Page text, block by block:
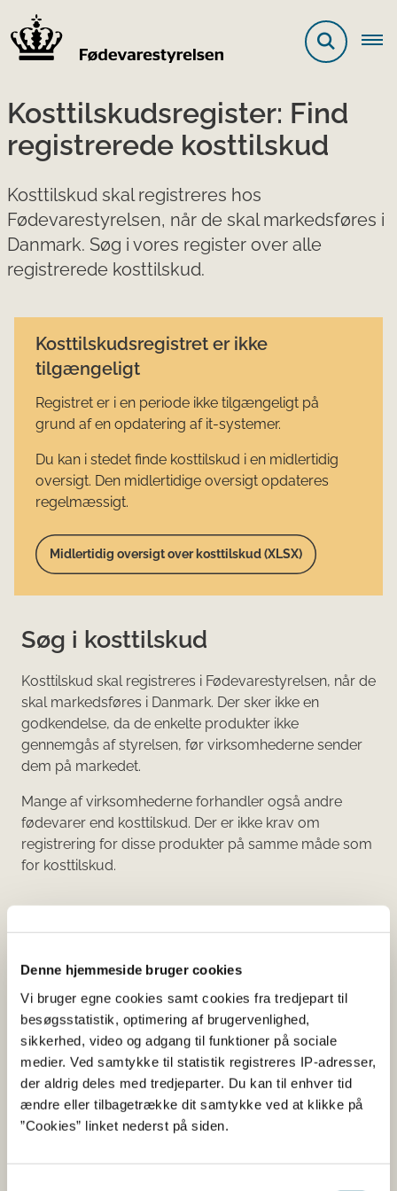
Denne hjemmeside bruger cookies
Vi bruger egne cookies samt cookies fra tredjepart til
besøgsstatistik, optimering af brugervenlighed,
sikkerhed, video og adgang til funktioner på sociale
medier. Ved samtykke til statistik registreres IP-adresser,
der aldrig deles med tredjeparter. Du kan til enhver tid
ændre eller tilbagetrække dit samtykke ved at klikke på
”Cookies” linket nederst på siden.
Kosttilskudsregister: Find
registrerede kosttilskud
Kosttilskud skal registreres hos
Fødevarestyrelsen, når de skal markedsføres i
Danmark. Søg i vores register over alle
registrerede kosttilskud.
Kosttilskudsregistret er ikke
tilgængeligt
Registret er i en periode ikke tilgængeligt på
grund af en opdatering af it-systemer.
Du kan i stedet finde kosttilskud i en midlertidig
oversigt. Den midlertidige oversigt opdateres
regelmæssigt.
Midlertidig oversigt over kosttilskud (XLSX)
Søg i kosttilskud
Kosttilskud skal registreres i Fødevarestyrelsen, når de
skal markedsføres i Danmark. Der sker ikke en
godkendelse, da de enkelte produkter ikke
gennemgås af styrelsen, før virksomhederne sender
dem på markedet.
Mange af virksomhederne forhandler også andre
fødevarer end kosttilskud. Der er ikke krav om
registrering for disse produkter på samme måde som
for kosttilskud.​​​​​​
Søg på produktnavn eller virksomhed 0 resultater
Sorter alfabetisk
Din søgning
Filtrer din søgning udfra: Virksomhed
Alt